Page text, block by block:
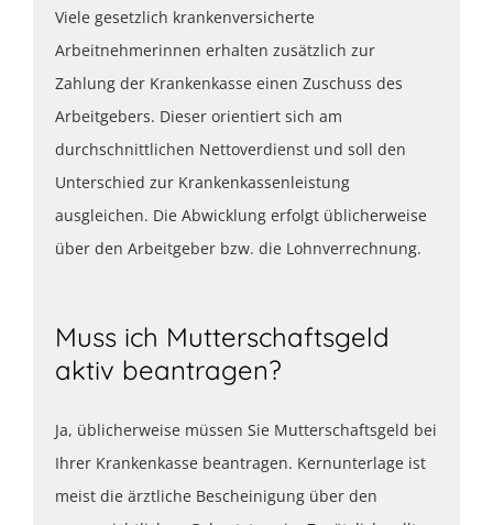
Viele gesetzlich krankenversicherte
Arbeitnehmerinnen erhalten zusätzlich zur
Zahlung der Krankenkasse einen Zuschuss des
Arbeitgebers. Dieser orientiert sich am
durchschnittlichen Nettoverdienst und soll den
Unterschied zur Krankenkassenleistung
ausgleichen. Die Abwicklung erfolgt üblicherweise
über den Arbeitgeber bzw. die Lohnverrechnung.
Muss ich Mutterschaftsgeld
aktiv beantragen?
Ja, üblicherweise müssen Sie Mutterschaftsgeld bei
Ihrer Krankenkasse beantragen. Kernunterlage ist
meist die ärztliche Bescheinigung über den